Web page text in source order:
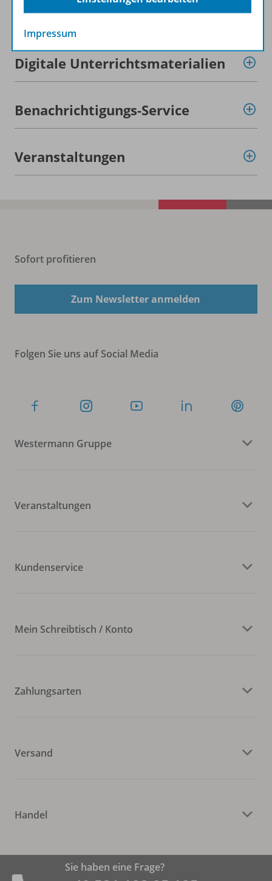
Video
Digitale Unterrichtsmaterialien
Benachrichtigungs-Service
Veranstaltungen
Sofort profitieren
Zum Newsletter anmelden
Folgen Sie uns auf Social Media
Westermann Gruppe
Veranstaltungen
Kundenservice
Mein Schreibtisch / Konto
Zahlungsarten
Versand
Handel
Sie haben eine Frage?
Impressum